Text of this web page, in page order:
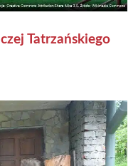
Tatrzańskiego